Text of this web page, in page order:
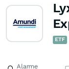
ETF
Alarme